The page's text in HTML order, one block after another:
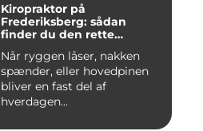
Kiropraktor på
Frederiksberg: sådan
finder du den rette
Når ryggen låser, nakken
spænder, eller hovedpinen
bliver en fast del af
hverdagen...